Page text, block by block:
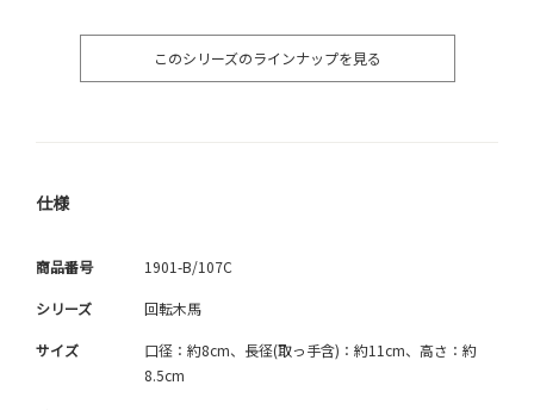
このシリーズのラインナップを見る
仕様
商品番号 1901-B/107C
シリーズ 回転木馬
サイズ
口径：約8cm、長径(取っ手含)：約11cm、高さ：約
8.5cm